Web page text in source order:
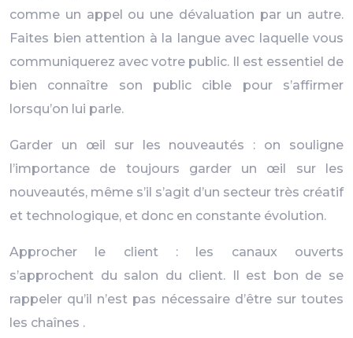
comme un appel ou une dévaluation par un autre.
Faites bien attention à la langue avec laquelle vous
communiquerez avec votre public. Il est essentiel de
bien connaître son public cible pour s’affirmer
lorsqu’on lui parle.
Garder un œil sur les nouveautés : on souligne
l’importance de toujours garder un œil sur les
nouveautés, même s’il s’agit d’un secteur très créatif
et technologique, et donc en constante évolution.
Approcher le client : les canaux ouverts
s’approchent du salon du client. Il est bon de se
rappeler qu’il n’est pas nécessaire d’être sur toutes
les chaînes .